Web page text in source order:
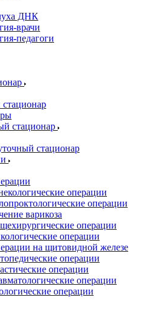
ДНК
врачи
педагоги
стационар
стационар
операции
операции
варикоза
операции
операции
на щитовидной железе
операции
операции
операции
операции